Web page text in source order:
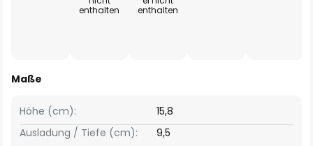
enthalten
enthalten
Maße
Höhe (cm):
15,8
Ausladung / Tiefe (cm):
9,5